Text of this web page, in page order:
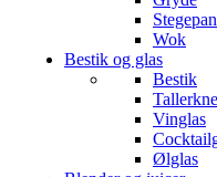
Wok
Bestik og glas
Bestik
Vinglas
Ølglas